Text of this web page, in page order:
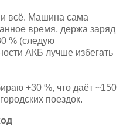
всё. Машина сама
время, держа заряд
% (следую
АКБ лучше избегать
+30 %, что даёт ~150
поездок.